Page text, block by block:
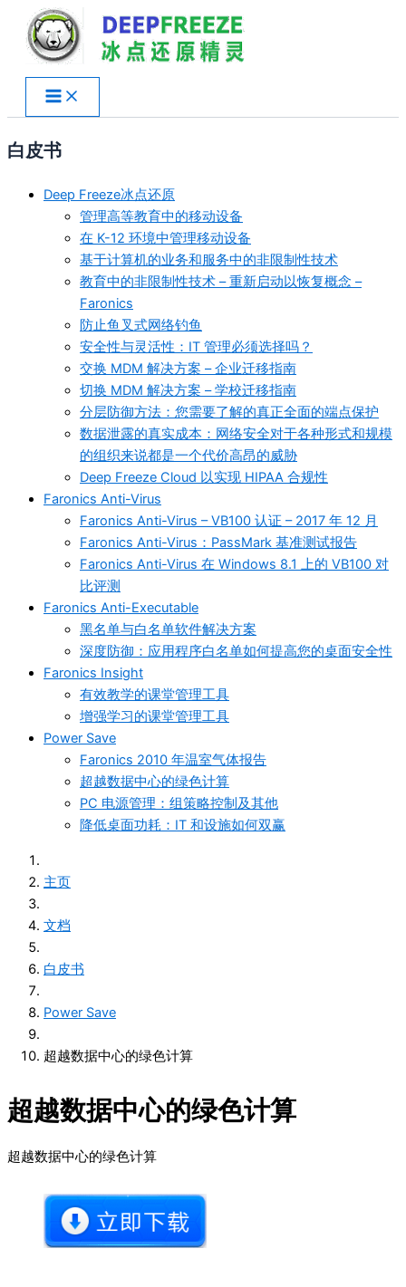
白皮书
Deep Freeze冰点还原
管理高等教育中的移动设备
在 K-12 环境中管理移动设备
基于计算机的业务和服务中的非限制性技术
教育中的非限制性技术 – 重新启动以恢复概念 –
Faronics
防止鱼叉式网络钓鱼
安全性与灵活性：IT 管理必须选择吗？
交换 MDM 解决方案 – 企业迁移指南
切换 MDM 解决方案 – 学校迁移指南
分层防御方法：您需要了解的真正全面的端点保护
数据泄露的真实成本：网络安全对于各种形式和规模
的组织来说都是一个代价高昂的威胁
Deep Freeze Cloud 以实现 HIPAA 合规性
Faronics Anti-Virus
Faronics Anti-Virus – VB100 认证 – 2017 年 12 月
Faronics Anti-Virus：PassMark 基准测试报告
Faronics Anti-Virus 在 Windows 8.1 上的 VB100 对
比评测
Faronics Anti-Executable
黑名单与白名单软件解决方案
深度防御：应用程序白名单如何提高您的桌面安全性
Faronics Insight
有效教学的课堂管理工具
增强学习的课堂管理工具
Power Save
Faronics 2010 年温室气体报告
超越数据中心的绿色计算
PC 电源管理：组策略控制及其他
降低桌面功耗：IT 和设施如何双赢
主页
文档
白皮书
Power Save
超越数据中心的绿色计算
超越数据中心的绿色计算
超越数据中心的绿色计算